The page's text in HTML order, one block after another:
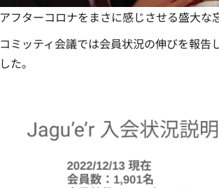
アフターコロナをまさに感じさせる盛大な
コミッティ会議では会員状況の伸びを報
した。